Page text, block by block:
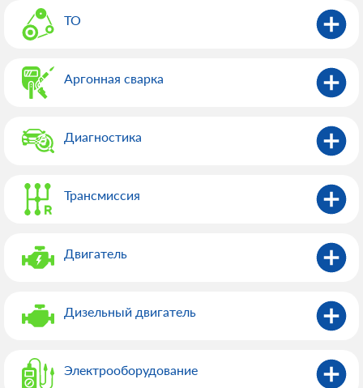
ТО
Аргонная сварка
Диагностика
Трансмиссия
Двигатель
Дизельный двигатель
Электрооборудованиe